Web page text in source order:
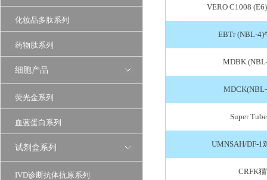
化妆品多肽系列
药物肽系列
细胞产品
荧光金系列
血蓝蛋白系列
试剂盒系列
IVD诊断抗体抗原系列
VERO C1008
EBTr (NBL-4)
MDBK
Super
UMNSAH/DF-1
CRFK